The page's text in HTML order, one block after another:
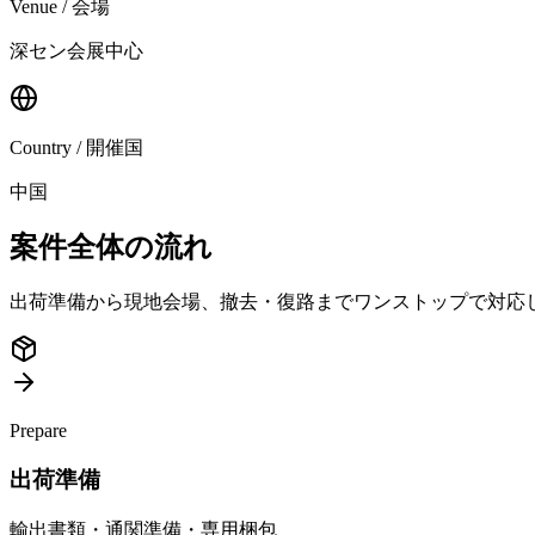
Venue / 会場
深セン会展中心
Country / 開催国
中国
案件全体の流れ
出荷準備から現地会場、撤去・復路までワンストップで対応
Prepare
出荷準備
輸出書類・通関準備・専用梱包